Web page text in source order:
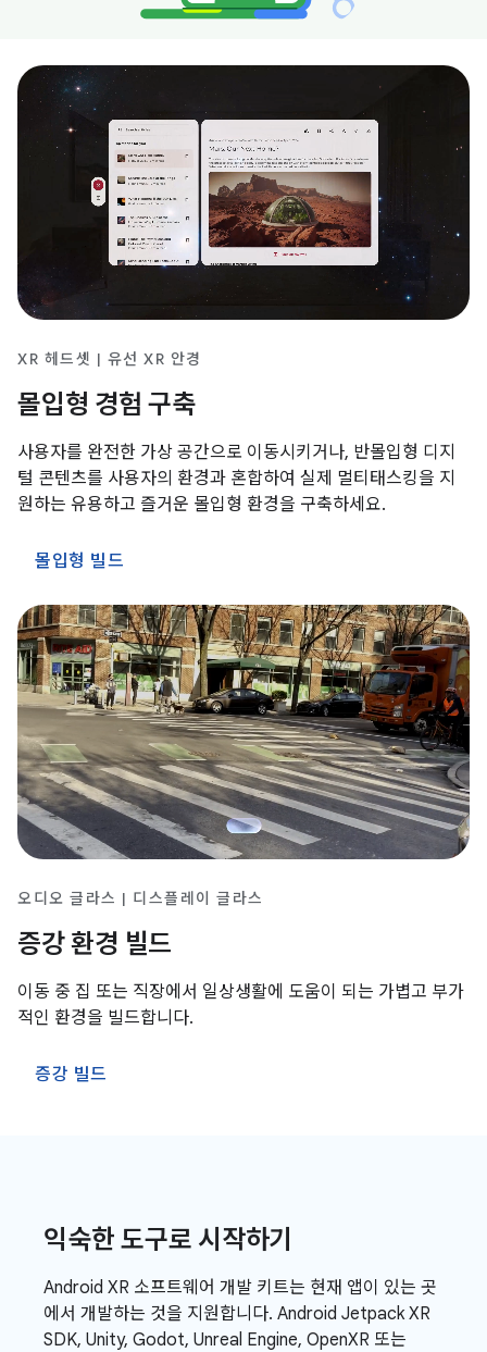
XR 헤드셋 | 유선 XR 안경
몰입형 경험 구축
사용자를 완전한 가상 공간으로 이동시키거나, 반몰입형 디지
털 콘텐츠를 사용자의 환경과 혼합하여 실제 멀티태스킹을 지
원하는 유용하고 즐거운 몰입형 환경을 구축하세요.
몰입형 빌드
오디오 글라스 | 디스플레이 글라스
증강 환경 빌드
이동 중 집 또는 직장에서 일상생활에 도움이 되는 가볍고 부가
적인 환경을 빌드합니다.
증강 빌드
익숙한 도구로 시작하기
Android XR 소프트웨어 개발 키트는 현재 앱이 있는 곳
에서 개발하는 것을 지원합니다. Android Jetpack XR
SDK, Unity, Godot, Unreal Engine, OpenXR 또는